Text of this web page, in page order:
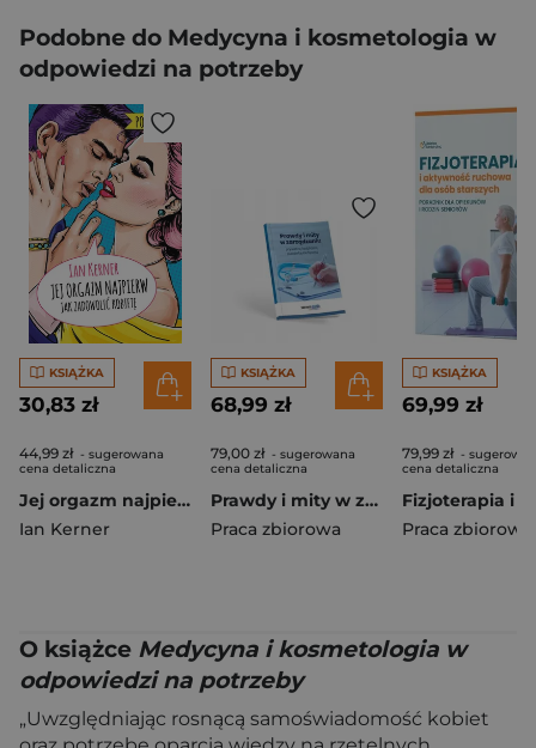
Podobne do Medycyna i kosmetologia w
odpowiedzi na potrzeby
KSIĄŻKA
30,83 zł
44,99 zł - sugerowana
cena detaliczna
Jej orgazm najpierw. Jak zadowolić kobietę wyd. 2025
Ian Kerner
KSIĄŻKA
68,99 zł
79,00 zł - sugerowana
cena detaliczna
Prawdy i mity w zarządzaniu prywatną i publiczną placówką medyczną
Praca zbiorowa
KSIĄŻKA
69,99 zł
79,99 zł -
cena detaliczna
Praca zbiorowa
O książce Medycyna i kosmetologia w
odpowiedzi na potrzeby
„Uwzględniając rosnącą samoświadomość kobiet